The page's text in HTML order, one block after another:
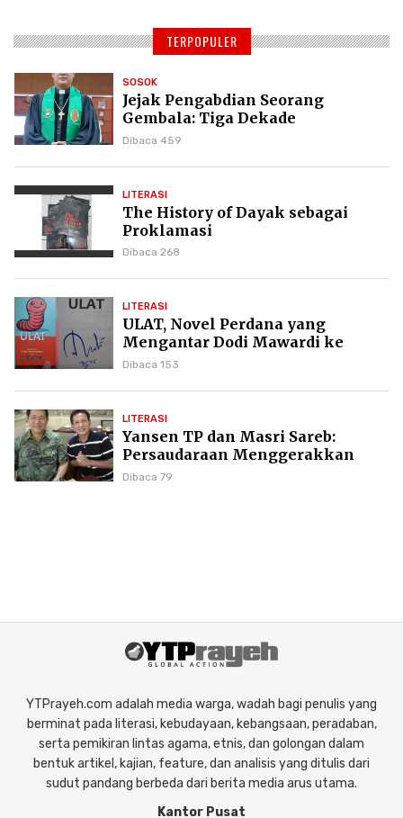
TERPOPULER
SOSOK
Jejak Pengabdian Seorang
Gembala: Tiga Dekade
Kepemimpinan Pdt. Dr. Yulius
Dibaca 459
LITERASI
The History of Dayak sebagai
Proklamasi
Dibaca 268
LITERASI
ULAT, Novel Perdana yang
Mengantar Dodi Mawardi ke
Puncak Karier Kepenulisan
Dibaca 153
LITERASI
Yansen TP dan Masri Sareb:
Persaudaraan Menggerakkan
Literasi Borneo
Dibaca 79
YTPrayeh.com adalah media warga, wadah bagi penulis yang
berminat pada literasi, kebudayaan, kebangsaan, peradaban,
serta pemikiran lintas agama, etnis, dan golongan dalam
bentuk artikel, kajian, feature, dan analisis yang ditulis dari
sudut pandang berbeda dari berita media arus utama.
Kantor Pusat